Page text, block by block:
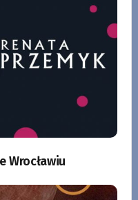
Wrocławiu